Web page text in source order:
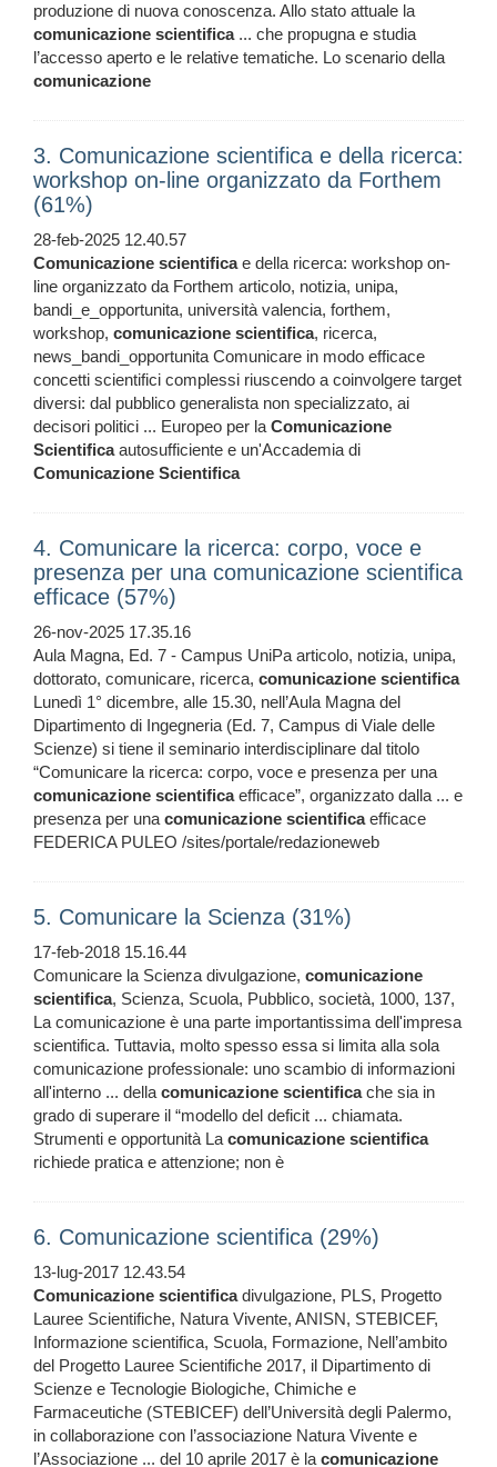
produzione di nuova conoscenza. Allo stato attuale la
comunicazione scientifica... che propugna e studia
l’accesso aperto e le relative tematiche. Lo scenario della
comunicazione
3. Comunicazione scientifica e della ricerca:
workshop on-line organizzato da Forthem
(61%)
28-feb-2025 12.40.57
Comunicazione scientificae della ricerca: workshop on-
line organizzato da Forthem articolo, notizia, unipa,
bandi_e_opportunita, università valencia, forthem,
workshop, comunicazione scientifica, ricerca,
news_bandi_opportunita Comunicare in modo efficace
concetti scientifici complessi riuscendo a coinvolgere target
diversi: dal pubblico generalista non specializzato, ai
decisori politici ... Europeo per laComunicazione
Scientificaautosufficiente e un'Accademia di
Comunicazione Scientifica
4. Comunicare la ricerca: corpo, voce e
presenza per una comunicazione scientifica
efficace (57%)
26-nov-2025 17.35.16
Aula Magna, Ed. 7 - Campus UniPa articolo, notizia, unipa,
dottorato, comunicare, ricerca, comunicazione scientifica
Lunedì 1° dicembre, alle 15.30, nell’Aula Magna del
Dipartimento di Ingegneria (Ed. 7, Campus di Viale delle
Scienze) si tiene il seminario interdisciplinare dal titolo
“Comunicare la ricerca: corpo, voce e presenza per una
comunicazione scientificaefficace”, organizzato dalla ... e
presenza per unacomunicazione scientificaefficace
FEDERICA PULEO /sites/portale/redazioneweb
5. Comunicare la Scienza (31%)
17-feb-2018 15.16.44
Comunicare la Scienza divulgazione, comunicazione
scientifica, Scienza, Scuola, Pubblico, società, 1000, 137,
La comunicazione è una parte importantissima dell'impresa
scientifica. Tuttavia, molto spesso essa si limita alla sola
comunicazione professionale: uno scambio di informazioni
all'interno ... dellacomunicazione scientificache sia in
grado di superare il “modello del deficit ... chiamata.
Strumenti e opportunità Lacomunicazione scientifica
richiede pratica e attenzione; non è
6. Comunicazione scientifica (29%)
13-lug-2017 12.43.54
Comunicazione scientificadivulgazione, PLS, Progetto
Lauree Scientifiche, Natura Vivente, ANISN, STEBICEF,
Informazione scientifica, Scuola, Formazione, Nell’ambito
del Progetto Lauree Scientifiche 2017, il Dipartimento di
Scienze e Tecnologie Biologiche, Chimiche e
Farmaceutiche (STEBICEF) dell’Università degli Palermo,
in collaborazione con l’associazione Natura Vivente e
l’Associazione ... del 10 aprile 2017 è lacomunicazione